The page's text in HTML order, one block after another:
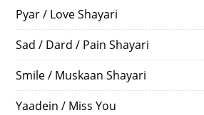
Pyar / Love Shayari
Sad / Dard / Pain Shayari
Smile / Muskaan Shayari
Yaadein / Miss You